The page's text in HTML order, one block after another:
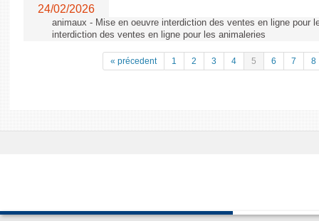
24/02/2026
animaux - Mise en oeuvre interdiction des ventes en ligne pour
interdiction des ventes en ligne pour les animaleries
« précedent 1 2 3 4 5 6 7 8